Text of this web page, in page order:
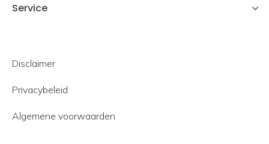
Service
Disclaimer
Privacybeleid
Algemene voorwaarden